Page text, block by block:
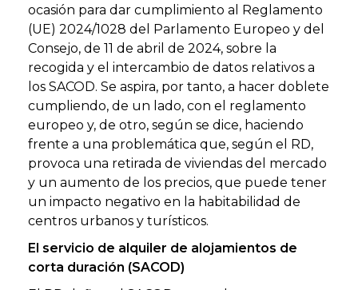
ocasión para dar cumplimiento al Reglamento
(UE) 2024/1028 del Parlamento Europeo y del
Consejo, de 11 de abril de 2024, sobre la
recogida y el intercambio de datos relativos a
los SACOD. Se aspira, por tanto, a hacer doblete
cumpliendo, de un lado, con el reglamento
europeo y, de otro, según se dice, haciendo
frente a una problemática que, según el RD,
provoca una retirada de viviendas del mercado
y un aumento de los precios, que puede tener
un impacto negativo en la habitabilidad de
centros urbanos y turísticos.
El servicio de alquiler de alojamientos de
corta duración (SACOD)